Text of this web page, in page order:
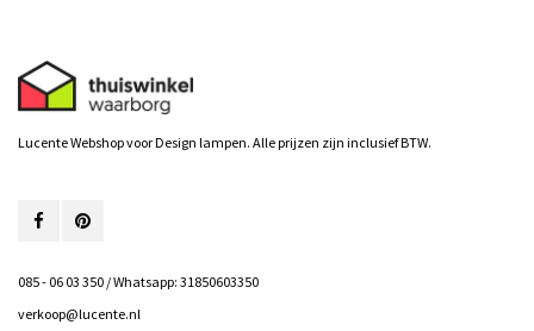
Lucente Webshop voor Design lampen. Alle prijzen zijn inclusief BTW.
085 - 06 03 350 / Whatsapp: 31850603350
verkoop@lucente.nl